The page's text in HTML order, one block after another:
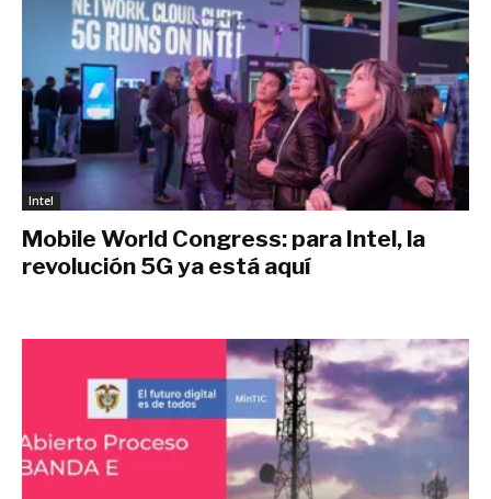
Intel
Mobile World Congress: para Intel, la
revolución 5G ya está aquí